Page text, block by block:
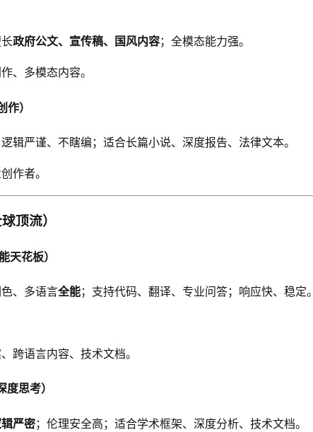
政府公文、宣传稿、国风内容；全模态能力强。
、多模态内容。
）
逻辑严谨、不瞎编；适合长篇小说、深度报告、法律文本。
作者。
顶流）
天花板）
、多语言全能；支持代码、翻译、专业问答；响应快、稳定。
跨语言内容、技术文档。
思考）
严密；伦理安全高；适合学术框架、深度分析、技术文档。